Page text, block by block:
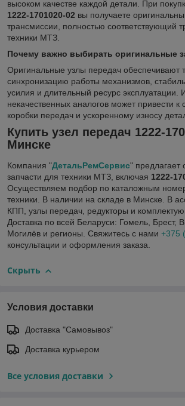
высоком качестве каждой детали. При
1222-1701020-02 вы получаете
трансмиссии, полностью соответствующий
техники МТЗ.
Почему важно выбирать оригинальные
Оригинальные узлы передач обеспечивают
синхронизацию работы механизмов,
усилия и длительный ресурс эксплуатации.
некачественных аналогов может привести к
коробки передач и ускоренному износу
Купить узел передач 1222-
Минске
Компания "ДетальРемСервис" предлагает
запчасти для техники МТЗ, включая 1222-
Осуществляем подбор по каталожным
техники. В наличии на складе в Минске. В
КПП, узлы передач, редукторы и
Доставка по всей Беларуси: Гомель, Брест,
Могилёв и регионы. Свяжитесь с нами +375
консультации и оформления заказа.
Скрыть
Условия доставки
Доставка "Самовывоз"
Доставка курьером
Все условия доставки